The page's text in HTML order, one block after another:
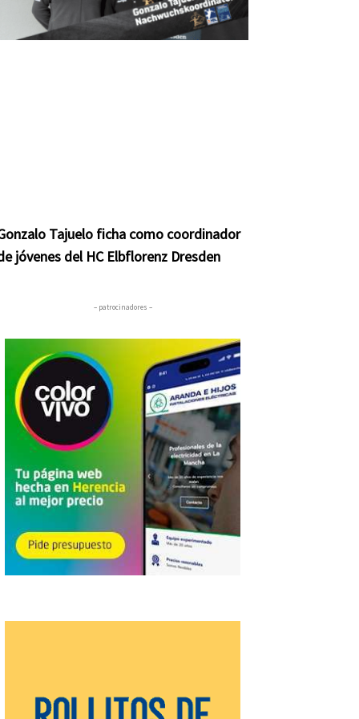
Tajuelo ficha como coordinador
jóvenes del HC Elbflorenz Dresden
– patrocinadores –